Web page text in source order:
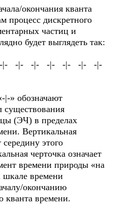
окончания кванта
процесс дискретного
частиц и
будет выглядеть так:
-|- -|- -|- -|- -|- -|-
» обозначают
существования
(ЭЧ) в пределах
Вертикальная
середину этого
черточка означает
времени природы «на
шкале времени
окончанию
кванта времени.